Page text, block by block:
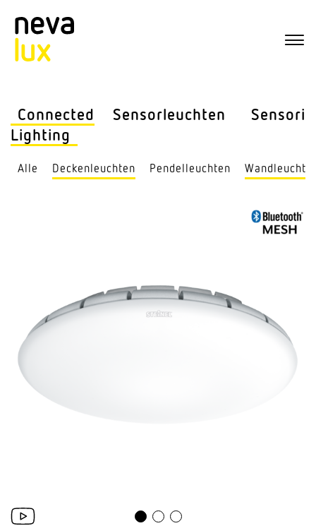
Connected
Lighting
Sensor­leuchten Sensorik
Alle Decken­leuchten Pendel­leuchten